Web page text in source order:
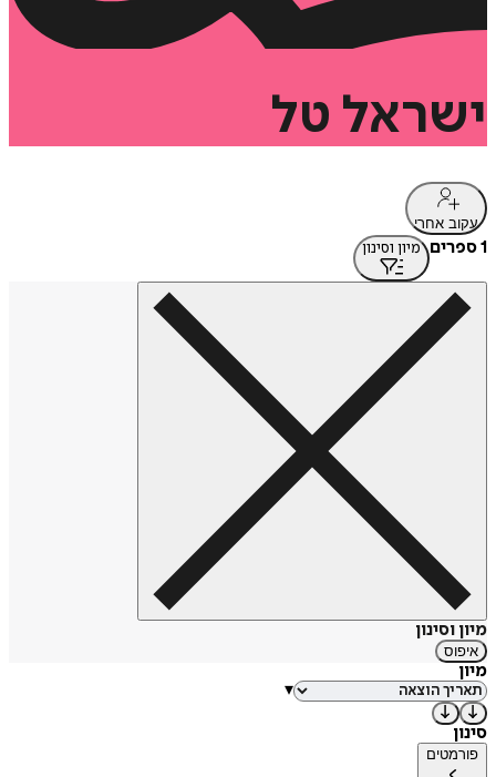
ישראל טל
עקוב אחרי
1 ספרים מיון וסינון
מיון וסינון
איפוס
מיון
▾
סינון
פורמטים